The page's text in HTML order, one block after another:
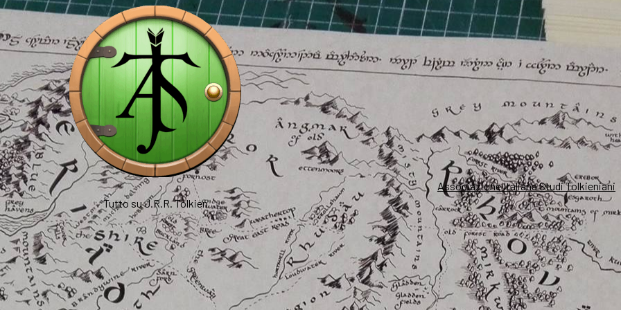
Associazione Italiana Studi Tolkieniani
Tutto su J.R.R. Tolkien